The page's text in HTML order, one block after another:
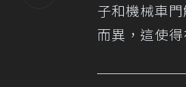
子和機械車
而異，這使